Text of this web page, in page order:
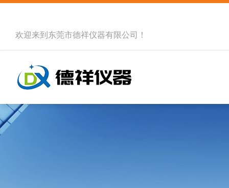
欢迎来到 东莞市德祥仪器有限公司 ！